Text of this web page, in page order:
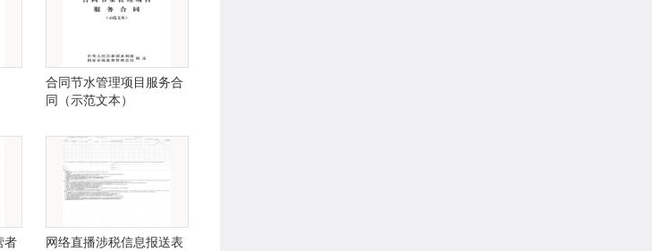
合同节水管理项目服务合
同（示范文本）
者 网络直播涉税信息报送表